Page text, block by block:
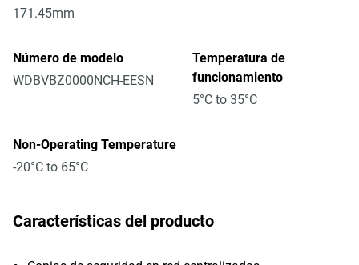
171.45mm
Número de modelo
WDBVBZ0000NCH-EESN
Temperatura de
funcionamiento
5°C to 35°C
Non-Operating Temperature
-20°C to 65°C
Características del producto